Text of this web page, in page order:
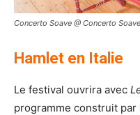
Concerto Soave @ Concerto Soave
Hamlet en Italie
Le festival ouvrira avec
programme construit par